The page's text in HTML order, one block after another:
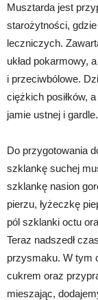
Musztarda jest
starożytności,
leczniczych.
układ pokarmowy,
i przeciwbólowe.
ciężkich posiłków,
jamie ustnej i gardle.
Do przygotowania
szklankę suchej
szklankę nasion
pierzu, łyżeczkę
pól szklanki octu
Teraz nadszedł
przysmaku. W tym
cukrem oraz
mieszając,